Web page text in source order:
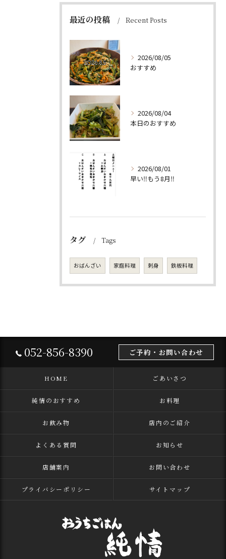
最近の投稿 Recent Posts
2026/08/05
おすすめ
2026/08/04
本日のおすすめ
2026/08/01
早い‼️もう8月‼️
タグ Tags
おばんざい 家庭料理 刺身 鉄板料理
052-856-8390 ご予約・お問い合わせ
HOME ごあいさつ
純情のおすすめ お料理
お飲み物 店内のご紹介
よくある質問 お知らせ
店舗案内 お問い合わせ
プライバシーポリシー サイトマップ